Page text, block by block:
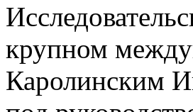
крупном
Каролинским